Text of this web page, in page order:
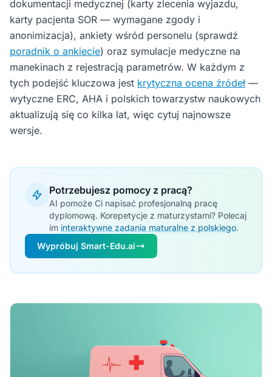
dokumentacji medycznej (karty zlecenia wyjazdu,
karty pacjenta SOR — wymagane zgody i
anonimizacja), ankiety wśród personelu (sprawdź
poradnik o ankiecie) oraz symulacje medyczne na
manekinach z rejestracją parametrów. W każdym z
tych podejść kluczowa jest krytyczna ocena źródeł —
wytyczne ERC, AHA i polskich towarzystw naukowych
aktualizują się co kilka lat, więc cytuj najnowsze
wersje.
Potrzebujesz pomocy z pracą?
AI pomoże Ci napisać profesjonalną pracę
dyplomową. Korepetycje z maturzystami? Polecaj
im interaktywne zadania maturalne z polskiego.
Wypróbuj Smart-Edu.ai